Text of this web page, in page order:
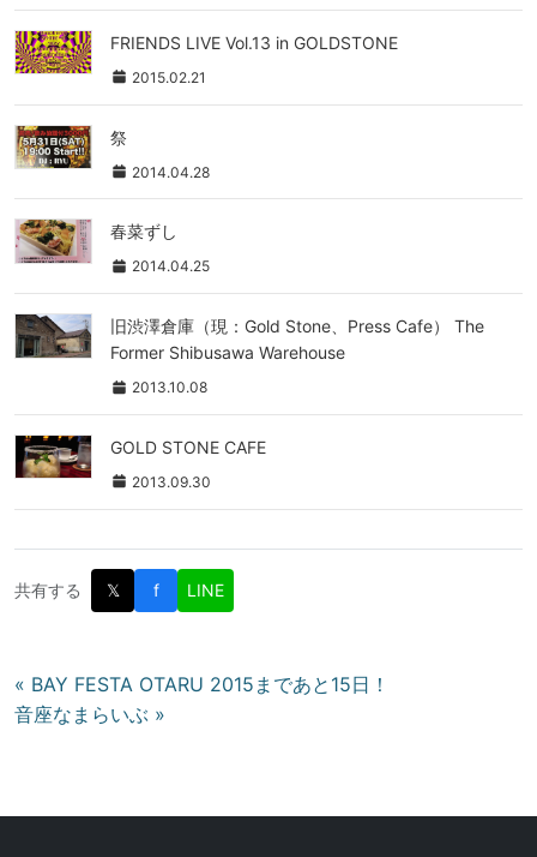
FRIENDS LIVE Vol.13 in GOLDSTONE
2015.02.21
祭
2014.04.28
春菜ずし
2014.04.25
旧渋澤倉庫（現：Gold Stone、Press Cafe） The
Former Shibusawa Warehouse
2013.10.08
GOLD STONE CAFE
2013.09.30
共有する 𝕏 f LINE
投
稿
« BAY FESTA OTARU 2015まであと15日！
音座なまらいぶ »